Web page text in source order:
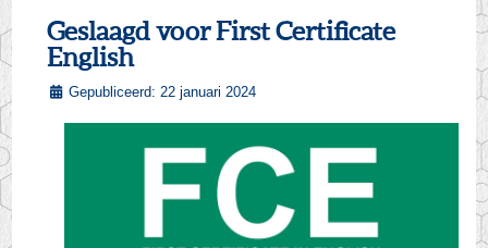
Geslaagd voor First Certificate
English
Gepubliceerd: 22 januari 2024